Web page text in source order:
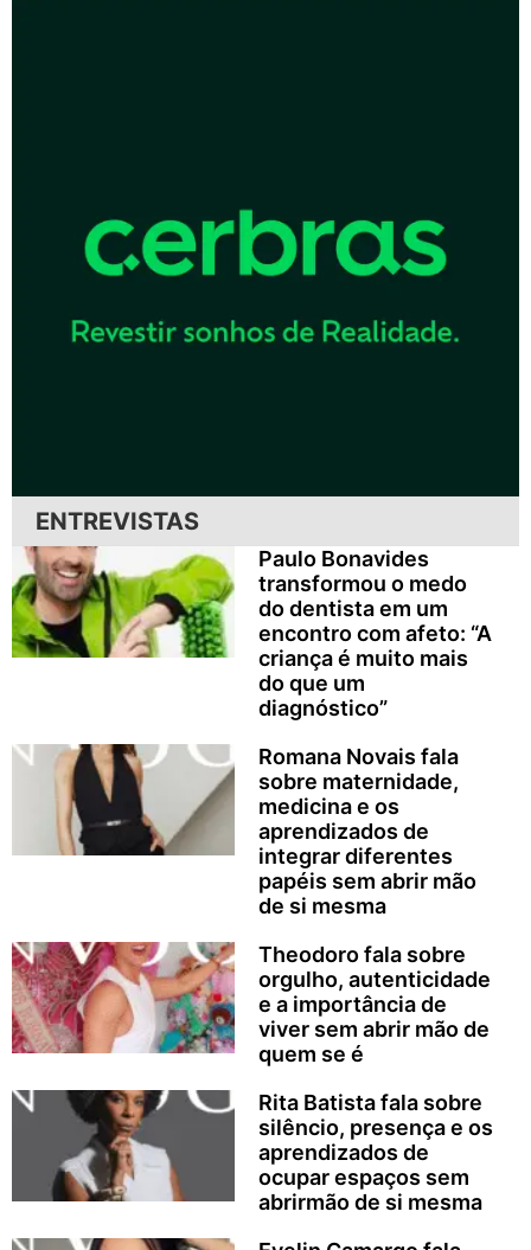
ENTREVISTAS
Paulo Bonavides
transformou o medo
do dentista em um
encontro com afeto: “A
criança é muito mais
do que um
diagnóstico”
Romana Novais fala
sobre maternidade,
medicina e os
aprendizados de
integrar diferentes
papéis sem abrir mão
de si mesma
Theodoro fala sobre
orgulho, autenticidade
e a importância de
viver sem abrir mão de
quem se é
Rita Batista fala sobre
silêncio, presença e os
aprendizados de
ocupar espaços sem
abrirmão de si mesma